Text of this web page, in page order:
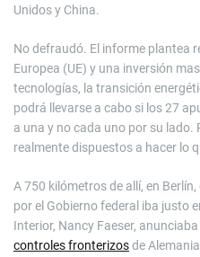
Unidos y China.
No defraudó. El informe plantea
Europea (UE) y una inversión
tecnologías, la transición
podrá llevarse a cabo si los 27
a una y no cada uno por su lado.
realmente dispuestos a hacer lo
A 750 kilómetros de allí, en
por el Gobierno federal iba justo
Interior, Nancy Faeser,
controles fronterizosde